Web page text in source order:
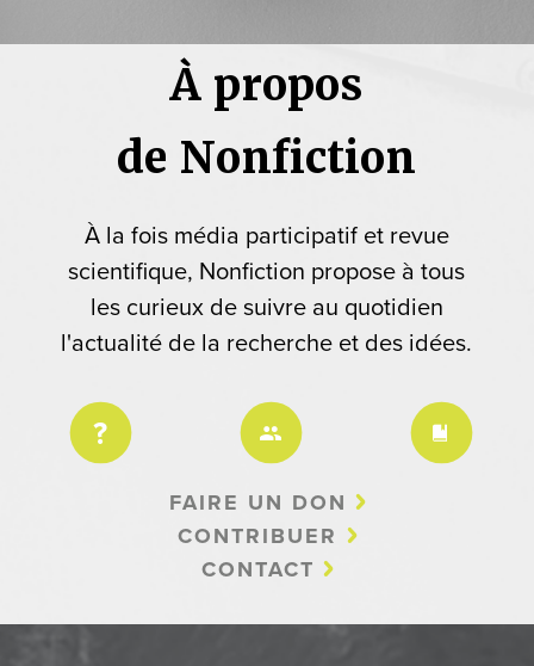
À propos
de Nonfiction
À la fois média participatif et revue
scientifique, Nonfiction propose à tous
les curieux de suivre au quotidien
l'actualité de la recherche et des idées.
FAIRE UN DON
CONTRIBUER
CONTACT